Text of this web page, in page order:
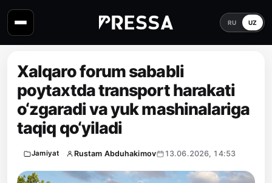
RU UZ
Xalqaro forum sababli
poytaxtda transport harakati
o‘zgaradi va yuk mashinalariga
taqiq qo‘yiladi
Jamiyat Rustam Abduhakimov 13.06.2026, 14:53